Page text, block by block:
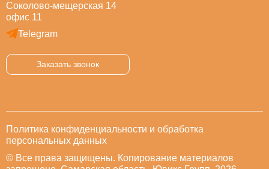
Соколово-мещерская 14
офис 11
Telegram
Заказать звонок
Политика конфиденциальности и обработка
персональных данных
© Все права защищены. Копирование материалов